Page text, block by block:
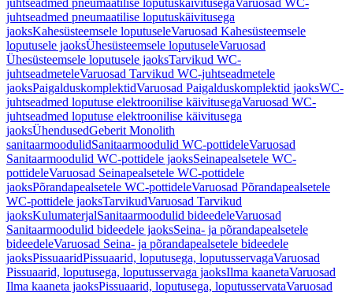
juhtseadmed pneumaatilise loputuskäivitusegaVaruosad WC-
juhtseadmed pneumaatilise loputuskäivitusega
jaoksKahesüsteemsele loputuseleVaruosad Kahesüsteemsele
loputusele jaoksÜhesüsteemsele loputuseleVaruosad
Ühesüsteemsele loputusele jaoksTarvikud WC-
juhtseadmeteleVaruosad Tarvikud WC-juhtseadmetele
jaoksPaigalduskomplektidVaruosad Paigalduskomplektid jaoksWC-
juhtseadmed loputuse elektroonilise käivitusegaVaruosad WC-
juhtseadmed loputuse elektroonilise käivitusega
jaoksÜhendusedGeberit Monolith
sanitaarmoodulidSanitaarmoodulid WC-pottideleVaruosad
Sanitaarmoodulid WC-pottidele jaoksSeinapealsetele WC-
pottideleVaruosad Seinapealsetele WC-pottidele
jaoksPõrandapealsetele WC-pottideleVaruosad Põrandapealsetele
WC-pottidele jaoksTarvikudVaruosad Tarvikud
jaoksKulumaterjalSanitaarmoodulid bideedeleVaruosad
Sanitaarmoodulid bideedele jaoksSeina- ja põrandapealsetele
bideedeleVaruosad Seina- ja põrandapealsetele bideedele
jaoksPissuaaridPissuaarid, loputusega, loputusservagaVaruosad
Pissuaarid, loputusega, loputusservaga jaoksIlma kaanetaVaruosad
Ilma kaaneta jaoksPissuaarid, loputusega, loputusservataVaruosad